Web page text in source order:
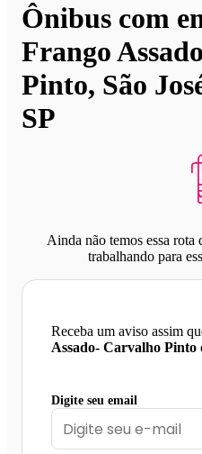
Ônibus com
Frango
Pinto, São
SP
Ainda não temos essa
trabalhando para
Receba um aviso assim
Assado- Carvalho Pinto
Digite seu email